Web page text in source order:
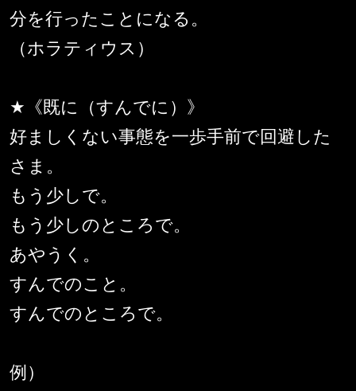
分を行ったことになる。
（ホラティウス）
★《既に（すんでに）》
好ましくない事態を一歩手前で回避した
さま。
もう少しで。
もう少しのところで。
あやうく。
すんでのこと。
すんでのところで。
例）